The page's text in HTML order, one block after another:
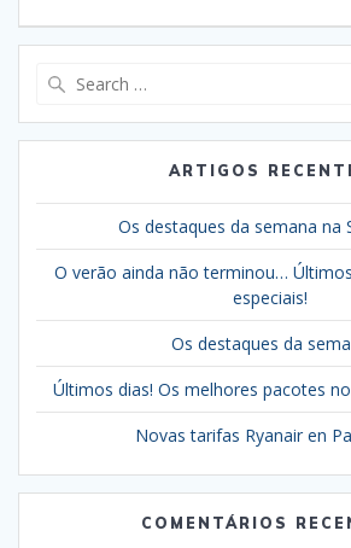
artigos
ARTIGOS
Os destaques da semana na
O verão ainda não terminou…
especiais!
Os destaques da
Últimos dias! Os melhores pacotes
Novas tarifas Ryanair en
COMENTÁRIOS